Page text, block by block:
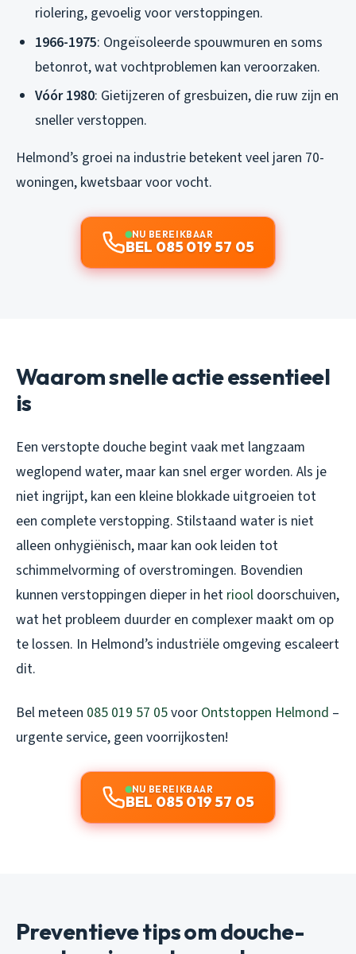
riolering, gevoelig voor verstoppingen.
1966-1975: Ongeïsoleerde spouwmuren en soms
betonrot, wat vochtproblemen kan veroorzaken.
Vóór 1980: Gietijzeren of gresbuizen, die ruw zijn en
sneller verstoppen.
Helmond’s groei na industrie betekent veel jaren 70-
woningen, kwetsbaar voor vocht.
NU BEREIKBAAR
BEL 085 019 57 05
Waarom snelle actie essentieel
is
Een verstopte douche begint vaak met langzaam
weglopend water, maar kan snel erger worden. Als je
niet ingrijpt, kan een kleine blokkade uitgroeien tot
een complete verstopping. Stilstaand water is niet
alleen onhygiënisch, maar kan ook leiden tot
schimmelvorming of overstromingen. Bovendien
kunnen verstoppingen dieper in het riool doorschuiven,
wat het probleem duurder en complexer maakt om op
te lossen. In Helmond’s industriële omgeving escaleert
dit.
Bel meteen 085 019 57 05voor Ontstoppen Helmond –
urgente service, geen voorrijkosten!
NU BEREIKBAAR
BEL 085 019 57 05
Preventieve tips om douche-